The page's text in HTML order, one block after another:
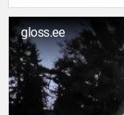
можно не
есть места без
городскую
уютный домик
лесах около
минутах от
gloss.ee